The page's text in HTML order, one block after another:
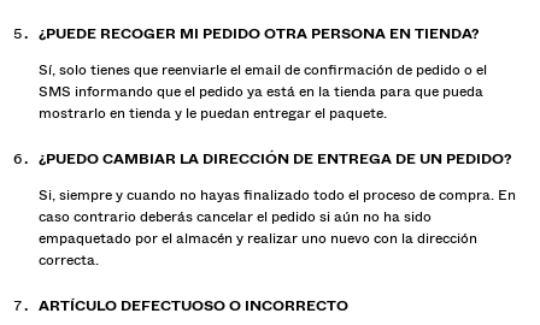
¿PUEDE RECOGER MI PEDIDO OTRA PERSONA EN TIENDA?
Sí, solo tienes que reenviarle el email de confirmación de pedido o el
SMS informando que el pedido ya está en la tienda para que pueda
mostrarlo en tienda y le puedan entregar el paquete.
¿PUEDO CAMBIAR LA DIRECCIÓN DE ENTREGA DE UN PEDIDO?
Si, siempre y cuando no hayas finalizado todo el proceso de compra. En
caso contrario deberás cancelar el pedido si aún no ha sido
empaquetado por el almacén y realizar uno nuevo con la dirección
correcta.
ARTÍCULO DEFECTUOSO O INCORRECTO